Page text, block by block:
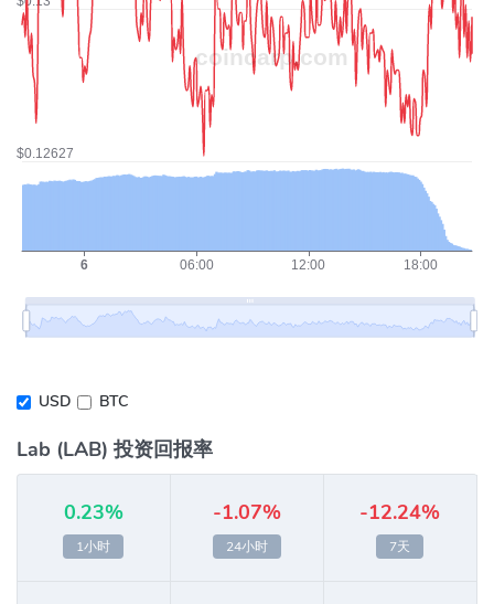
USD BTC
Lab (LAB) 投资回报率
0.23%
1小时
-1.07%
24小时
-12.24%
7天